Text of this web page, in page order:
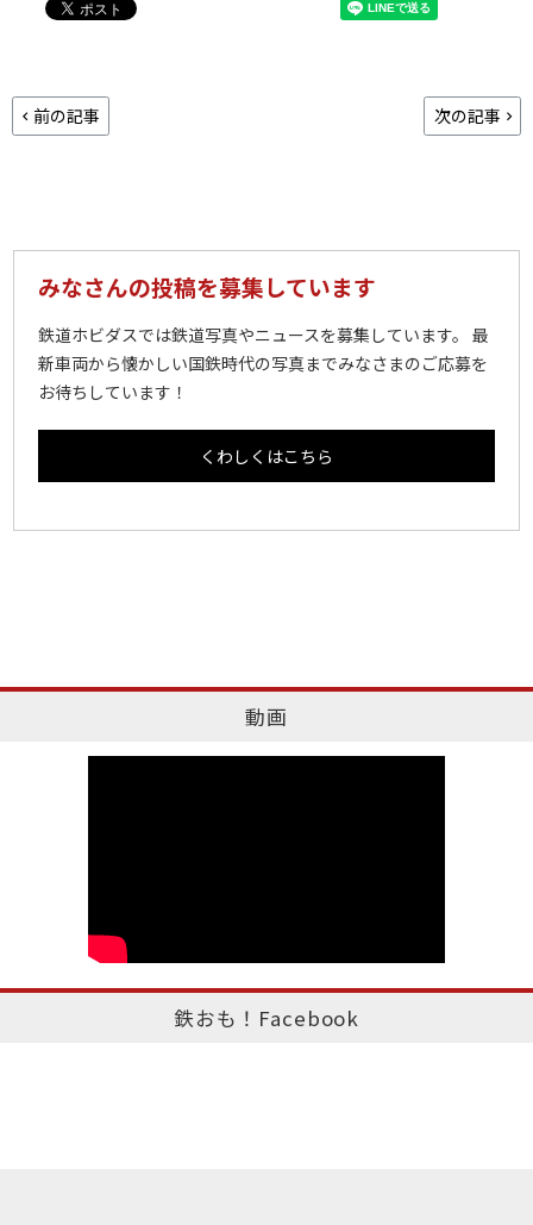
前の記事 次の記事
みなさんの投稿を募集しています
鉄道ホビダスでは鉄道写真やニュースを募集しています。 最
新車両から懐かしい国鉄時代の写真までみなさまのご応募を
お待ちしています！
くわしくはこちら
動画
鉄おも！Facebook